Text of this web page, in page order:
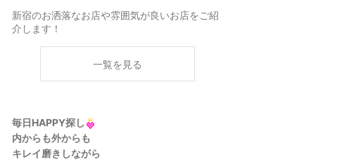
新宿のお洒落なお店や雰囲気が良いお店をご紹
介します！
一覧を見る
毎日HAPPY探し
内からも外からも
キレイ磨きしながら